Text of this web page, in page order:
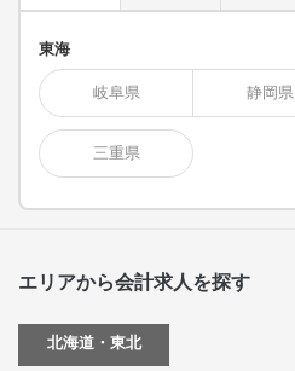
東海
岐阜県 静岡県
三重県
エリアから会計求人を探す
北海道・東北